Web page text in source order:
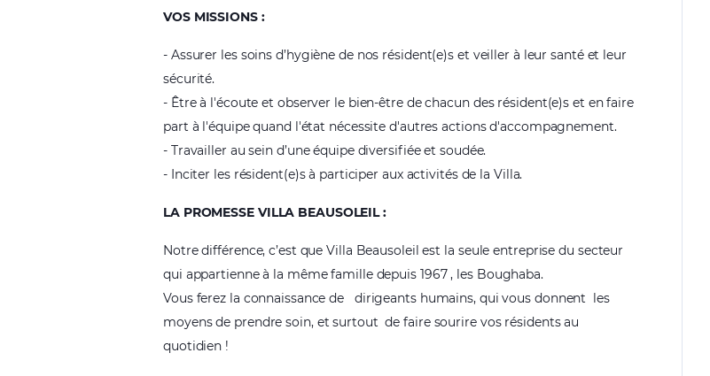
VOS MISSIONS :
- Assurer les soins d’hygiène de nos résident(e)s et veiller à leur santé et leur
sécurité.
- Être à l'écoute et observer le bien-être de chacun des résident(e)s et en faire
part à l'équipe quand l'état nécessite d'autres actions d'accompagnement.
- Travailler au sein d’une équipe diversifiée et soudée.
- Inciter les résident(e)s à participer aux activités de la Villa.
LA PROMESSE VILLA BEAUSOLEIL :
Notre différence, c’est que Villa Beausoleil est la seule entreprise du secteur
qui appartienne à la même famille depuis 1967 , les Boughaba.
Vous ferez la connaissance de
dirigeants humains, qui vous donnent les
moyens de prendre soin, et surtout defaire sourire vos résidents au
quotidien !